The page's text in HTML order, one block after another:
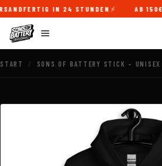
IN 24 STUNDEN AB 150€
START / SONS OF BATTERY STICK – UNISEX